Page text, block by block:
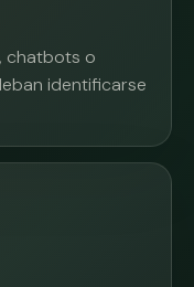
chatbots o
identificarse